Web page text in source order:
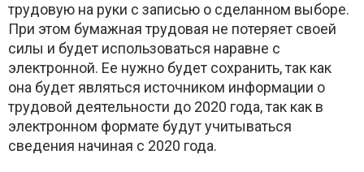
трудовую на руки с записью о сделанном выборе.
При этом бумажная трудовая не потеряет своей
силы и будет использоваться наравне с
электронной. Ее нужно будет сохранить, так как
она будет являться источником информации о
трудовой деятельности до 2020 года, так как в
электронном формате будут учитываться
сведения начиная с 2020 года.